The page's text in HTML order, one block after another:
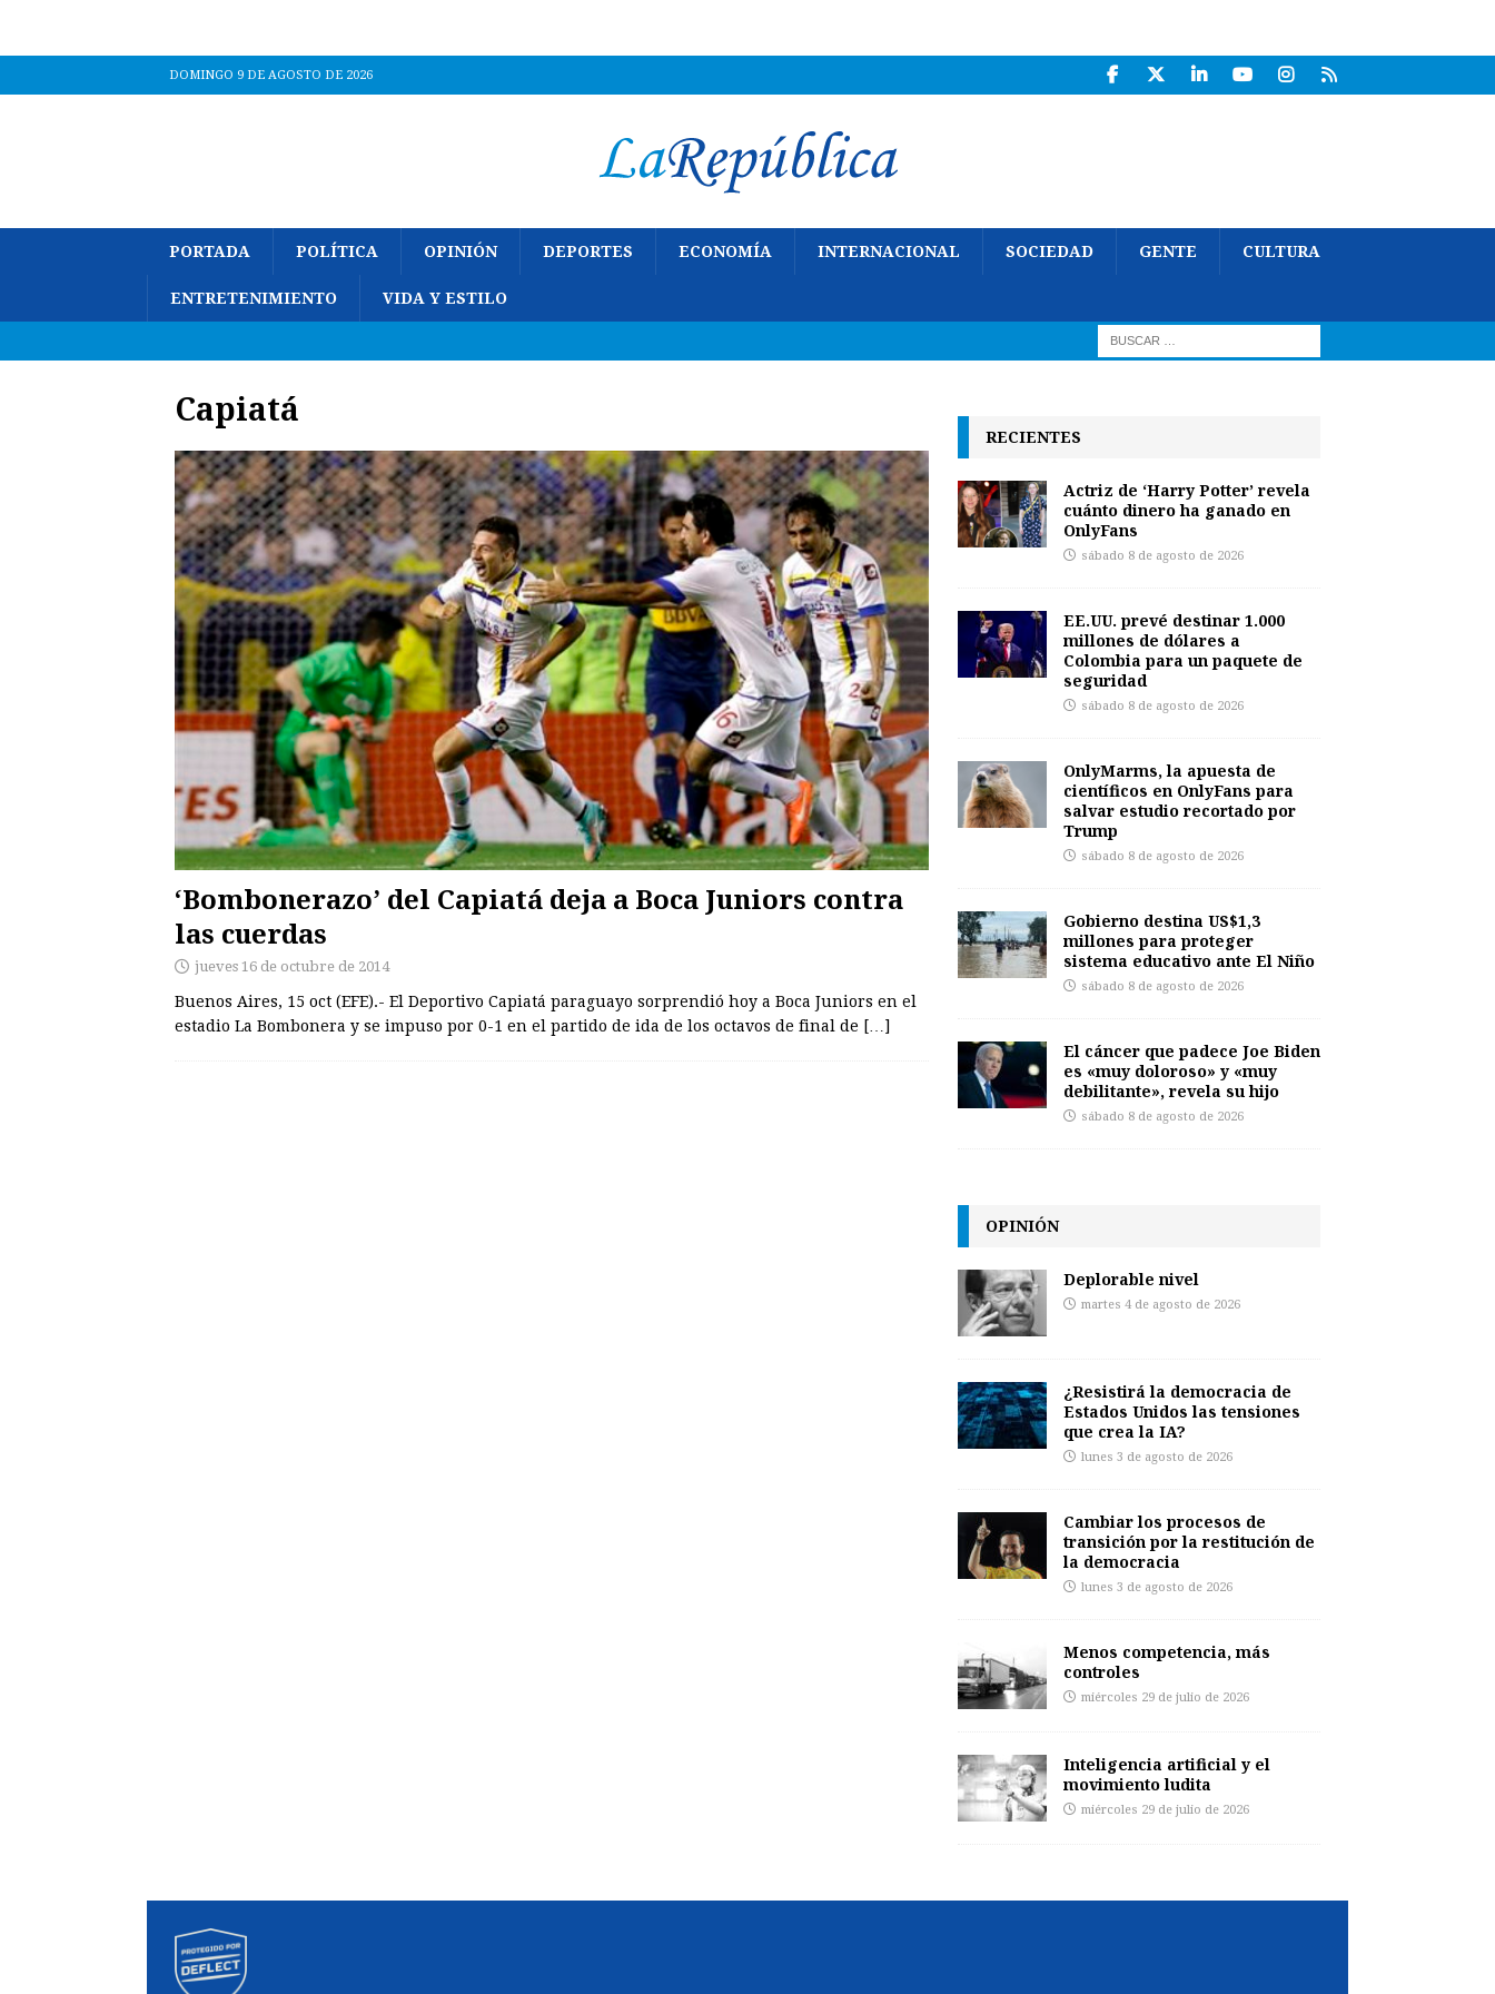
DOMINGO 9 DE AGOSTO DE 2026
PORTADA POLÍTICA OPINIÓN DEPORTES ECONOMÍA INTERNACIONAL SOCIEDAD GENTE CULTURA
ENTRETENIMIENTO VIDA Y ESTILO
Capiatá
‘Bombonerazo’ del Capiatá deja a Boca Juniors contra
las cuerdas
jueves 16 de octubre de 2014
Buenos Aires, 15 oct (EFE).- El Deportivo Capiatá paraguayo sorprendió hoy a Boca Juniors en el
estadio La Bombonera y se impuso por 0-1 en el partido de ida de los octavos de final de […]
RECIENTES
Actriz de ‘Harry Potter’ revela
cuánto dinero ha ganado en
OnlyFans
sábado 8 de agosto de 2026
EE.UU. prevé destinar 1.000
millones de dólares a
Colombia para un paquete de
seguridad
sábado 8 de agosto de 2026
OnlyMarms, la apuesta de
científicos en OnlyFans para
salvar estudio recortado por
Trump
sábado 8 de agosto de 2026
Gobierno destina US$1,3
millones para proteger
sistema educativo ante El Niño
sábado 8 de agosto de 2026
El cáncer que padece Joe Biden
es «muy doloroso» y «muy
debilitante», revela su hijo
sábado 8 de agosto de 2026
OPINIÓN
Deplorable nivel
martes 4 de agosto de 2026
¿Resistirá la democracia de
Estados Unidos las tensiones
que crea la IA?
lunes 3 de agosto de 2026
Cambiar los procesos de
transición por la restitución de
la democracia
lunes 3 de agosto de 2026
Menos competencia, más
controles
miércoles 29 de julio de 2026
Inteligencia artificial y el
movimiento ludita
miércoles 29 de julio de 2026